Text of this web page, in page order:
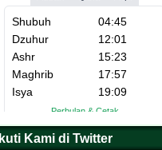
Waka Humas MTsN 5 Tanah Datar
Kepala Perpustakaan MTsN 5 Tanah
Bendahara MTsN 5 Tanah Datar
Ikuti Kami di Twitter